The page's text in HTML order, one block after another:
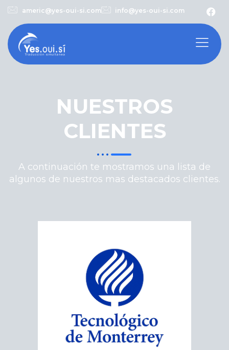
americ@yes-oui-si.com info@yes-oui-si.com
NUESTROS
CLIENTES
A continuación te mostramos una lista de
algunos de nuestros mas destacados clientes.